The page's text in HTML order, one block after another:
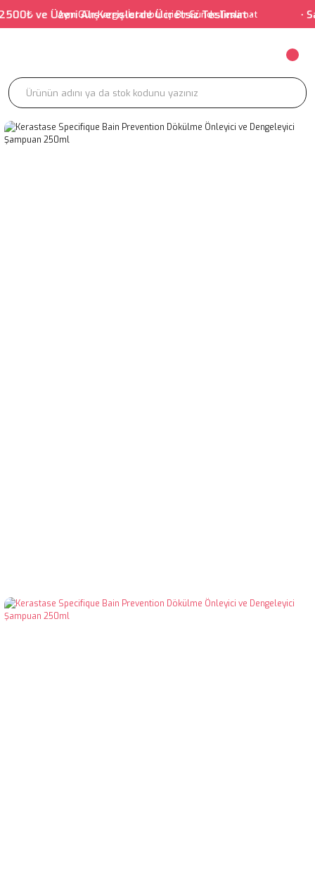
Aynı Gün Kargo-İstanbul içi Bir Günde Teslimat
ve Üzeri Alışverişlerde Ücretsiz Teslimat • •